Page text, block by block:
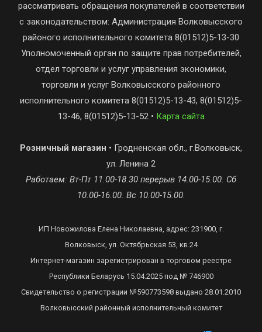
рассматривать обращения покупателей в соответствии
с законодательством: Администрация Волковысского
районого исполнительного комитета 8(01512)5-13-30
Уполномоченный орган по защите прав потребителей,
отдел торговли и услуг управления экономики,
торговли и услуг Волковысского районного
исполнительного комитета 8(01512)5-13-43, 8(01512)5-
13-46, 8(01512)5-13-52 • Карта сайта
Розничный магазин • Гродненская обл., г.Волковыск,
ул. Ленина 2
Работаем: Вт-Пт 11.00-18.30 перерыв 14.00-15.00. Сб
10.00-16.00. Вс 10.00-15.00.
ИП Новожилова Елена Николаевна, адрес: 231900, г.
Волковыск, ул. Октябрьская 53, кв.24
Интернет-магазин зарегистрирован в торговом реестре
Республики Беларусь 15.04.2025 под № 746900
Свидетельство о регистрации №590773598 выдано 28.01.2010
Волковысский районный исполнительный комитет